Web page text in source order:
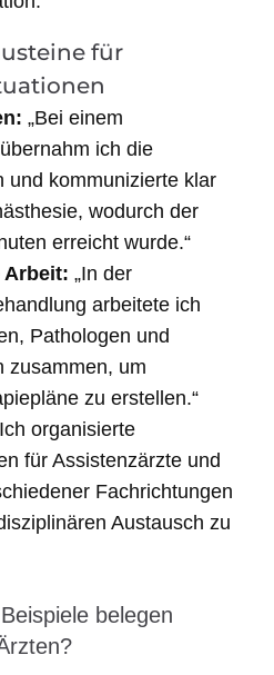
für
„Bei einem
ich die
und kommunizierte klar
wodurch der
erreicht wurde.“
Arbeit: „In der
arbeitete ich
Pathologen und
zusammen, um
zu erstellen.“
organisierte
für Assistenzärzte und
Fachrichtungen
Austausch zu
belegen